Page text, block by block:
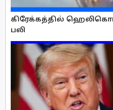
கிரேக்கத்தில்
பலி